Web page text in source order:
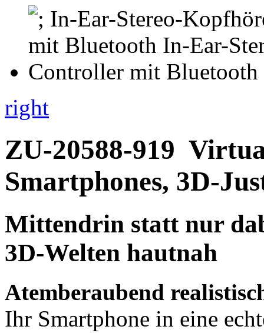
right
ZU-20588-919
Smartphones, 3D-
Mittendrin statt nur
3D-Welten hautnah
Atemberaubend
Ihr Smartphone in eine